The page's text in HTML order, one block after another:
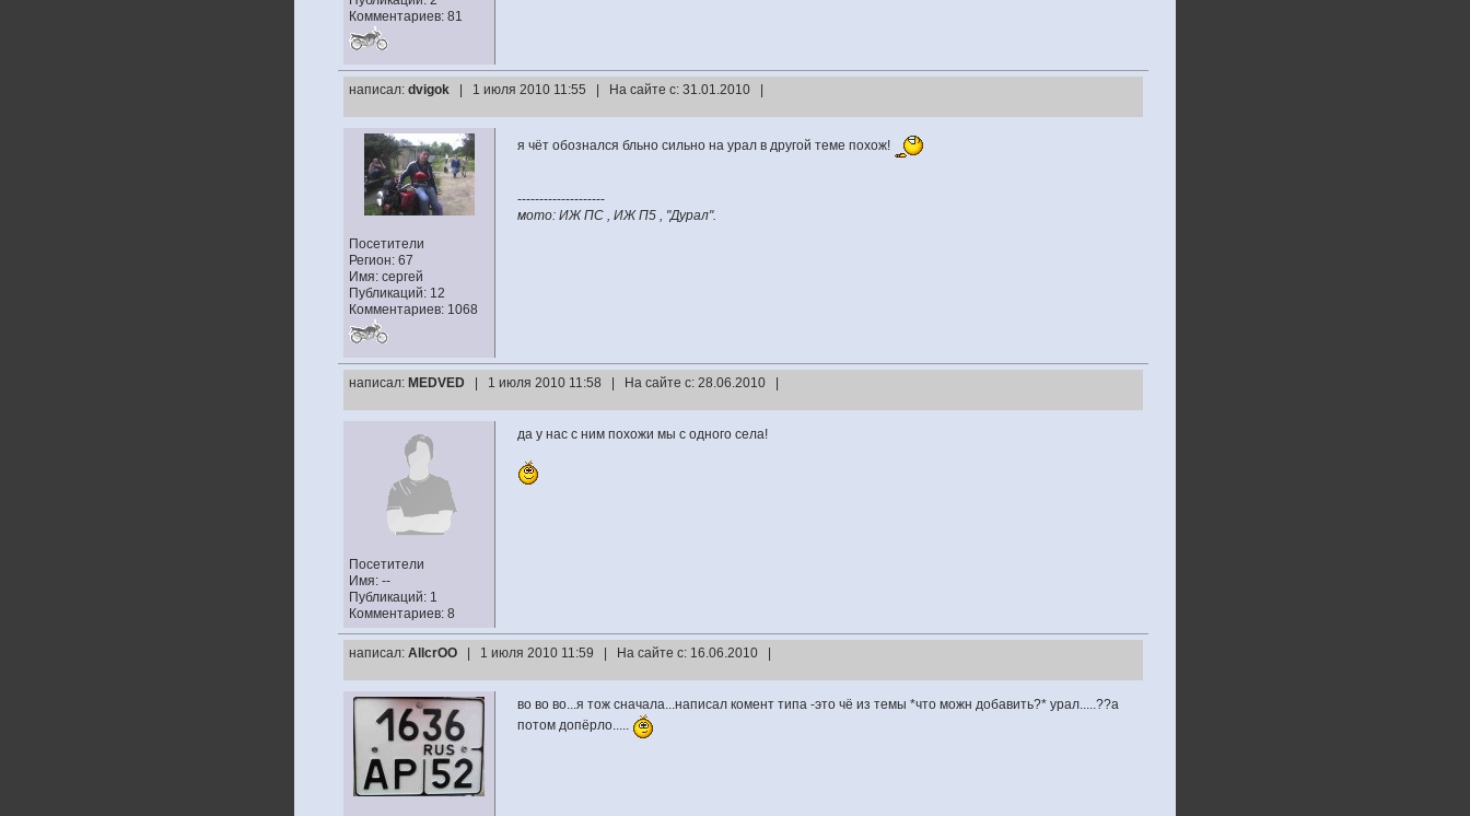
Комментариев: 81
написал: dvigok | 1 июля 2010 11:55 | На сайте с: 31.01.2010 |
Посетители
Регион: 67
Имя: сергей
Публикаций: 12
Комментариев: 1068
я чёт обознался бльно сильно на урал в другой теме похож!
--------------------
мото: ИЖ ПС , ИЖ П5 , "Дурал".
написал: MEDVED | 1 июля 2010 11:58 | На сайте с: 28.06.2010 |
Посетители
Имя: --
Публикаций: 1
Комментариев: 8
да у нас с ним похожи мы с одного села!
написал: AllcrOO | 1 июля 2010 11:59 | На сайте с: 16.06.2010 |
во во во...я тож сначала...написал комент типа -это чё из темы *что можн добавить?* урал.....??а
потом допёрло.....